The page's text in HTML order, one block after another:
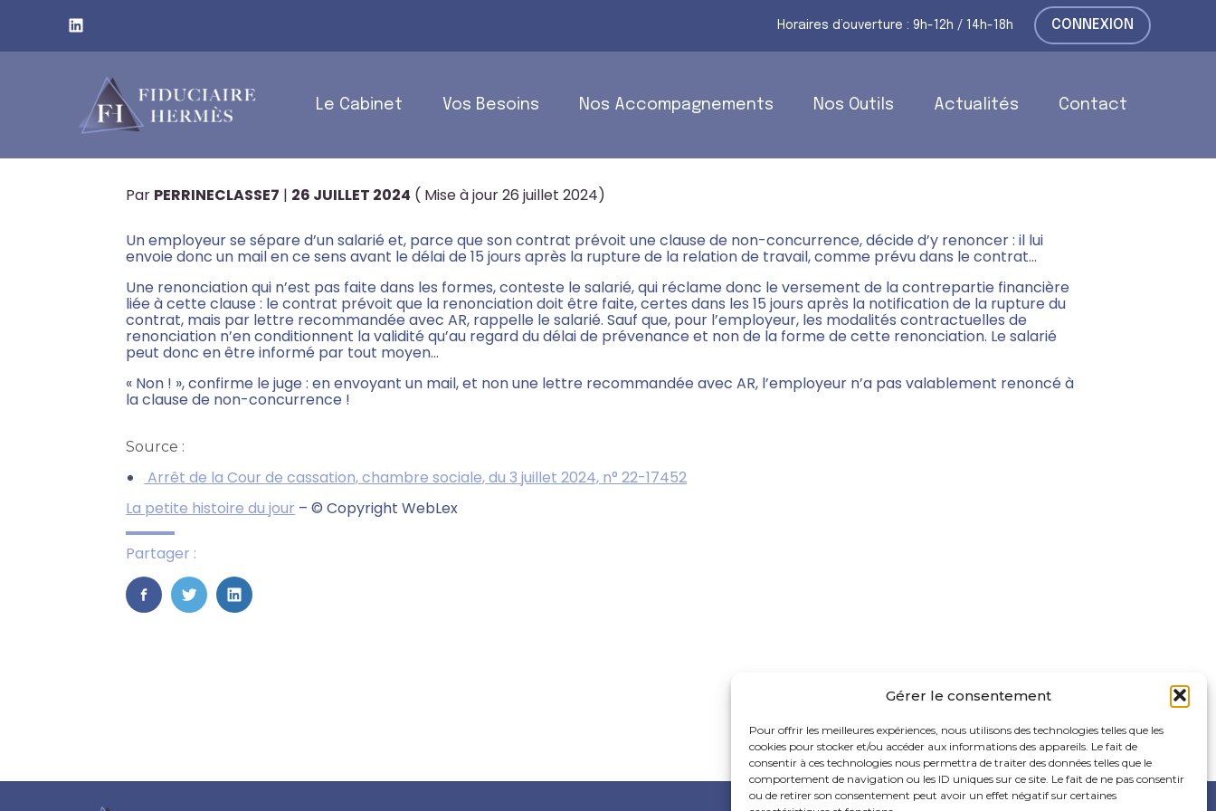
Gérer le consentement
Pour offrir les meilleures expériences, nous utilisons des technologies telles que les
cookies pour stocker et/ou accéder aux informations des appareils. Le fait de
consentir à ces technologies nous permettra de traiter des données telles que le
comportement de navigation ou les ID uniques sur ce site. Le fait de ne pas consentir
ou de retirer son consentement peut avoir un effet négatif sur certaines
Horaires d’ouverture : 9h-12h / 14h-18h CONNEXION
Aller
au
Le Cabinet Vos Besoins Nos Accompagnements Nos Outils Actualités Contact
C’EST L’HISTOIRE D’UN EMPLOYEUR QUI DEVRAIT PRÉFÉRER LE COURRIER
AU MAIL…
Par PERRINECLASSE7 | 26 JUILLET 2024 ( Mise à jour 26 juillet 2024)
Un employeur se sépare d’un salarié et, parce que son contrat prévoit une clause de non-concurrence, décide d’y renoncer : il lui
envoie donc un mail en ce sens avant le délai de 15 jours après la rupture de la relation de travail, comme prévu dans le contrat…
Une renonciation qui n’est pas faite dans les formes, conteste le salarié, qui réclame donc le versement de la contrepartie financière
liée à cette clause : le contrat prévoit que la renonciation doit être faite, certes dans les 15 jours après la notification de la rupture du
contrat, mais par lettre recommandée avec AR, rappelle le salarié. Sauf que, pour l’employeur, les modalités contractuelles de
renonciation n’en conditionnent la validité qu’au regard du délai de prévenance et non de la forme de cette renonciation. Le salarié
peut donc en être informé par tout moyen…
« Non ! », confirme le juge : en envoyant un mail, et non une lettre recommandée avec AR, l’employeur n’a pas valablement renoncé à
la clause de non-concurrence !
Source :
Arrêt de la Cour de cassation, chambre sociale, du 3 juillet 2024, n° 22-17452
La petite histoire du jour – © Copyright WebLex
Partager :
FaceBook
TwitterLinkedIn